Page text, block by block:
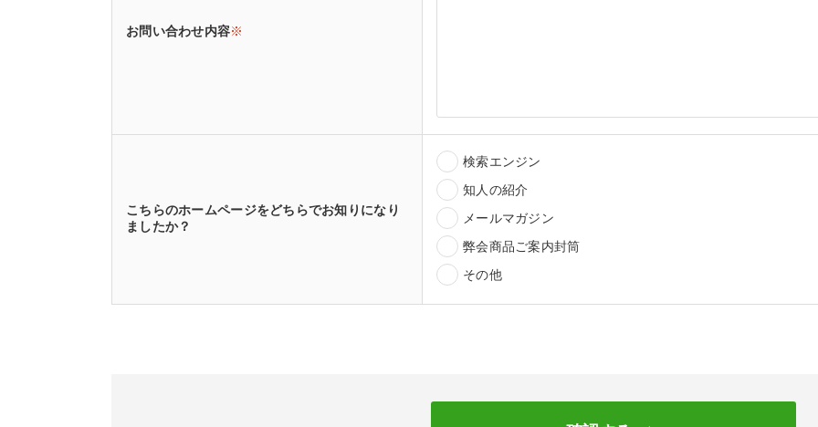
お問い合わせ内容※
こちらのホームページをどちらでお知りになり
ましたか？
検索エンジン
知人の紹介
メールマガジン
弊会商品ご案内封筒
その他